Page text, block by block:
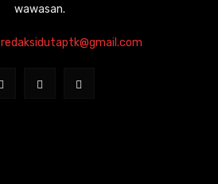
wawasan.
redaksidutaptk@gmail.com